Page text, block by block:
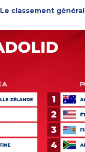
Le classement général